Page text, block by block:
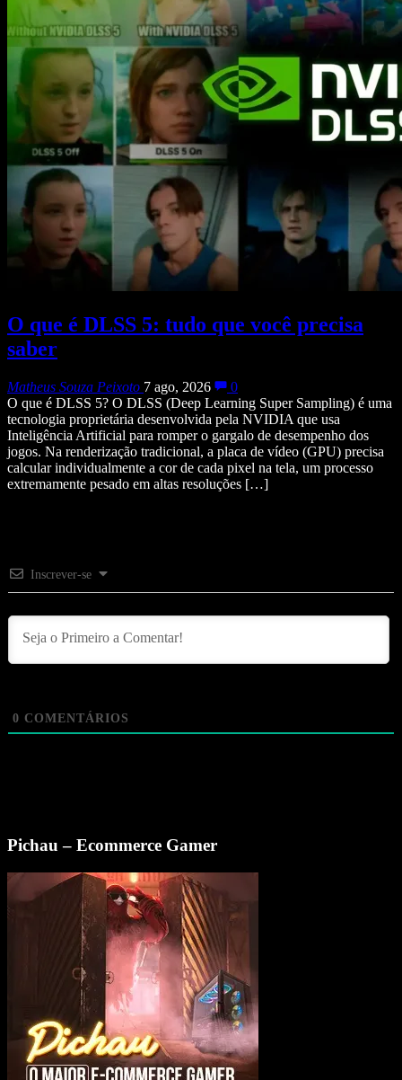
O que é DLSS 5: tudo que você precisa
saber
Matheus Souza Peixoto 7 ago, 2026
0
O que é DLSS 5? O DLSS (Deep Learning Super Sampling) é uma
tecnologia proprietária desenvolvida pela NVIDIA que usa
Inteligência Artificial para romper o gargalo de desempenho dos
jogos. Na renderização tradicional, a placa de vídeo (GPU) precisa
calcular individualmente a cor de cada pixel na tela, um processo
extremamente pesado em altas resoluções […]
Inscrever-se
0 COMENTÁRIOS
Pichau – Ecommerce Gamer